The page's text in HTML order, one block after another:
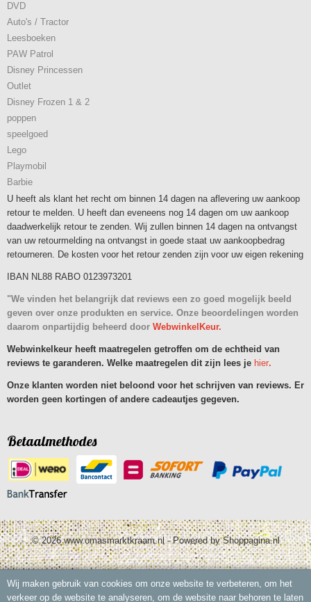
DVD
Auto's / Tractor
Leesboeken
PAW Patrol
Disney Princessen
Outlet
Disney Frozen 1 & 2
poppen
speelgoed
Lego
Playmobil
Barbie
U heeft als klant het recht om binnen 14 dagen na aflevering uw aankoop
retour te melden. U heeft dan eveneens nog 14 dagen om uw aankoop
daadwerkelijk retour te zenden. Wij zullen binnen 14 dagen na ontvangst
van uw retourmelding na ontvangst in goede staat uw aankoopbedrag
retourneren. De kosten voor het retour zenden zijn voor uw eigen rekening
IBAN NL88 RABO 0123973201
"We vinden het belangrijk dat reviews een zo goed mogelijk beeld
geven over onze produkten en service. Onze beoordelingen worden
daarom onpartijdig beheerd door WebwinkelKeur.
Webwinkelkeur heeft maatregelen getroffen om de echtheid van
reviews te garanderen. Welke maatregelen dit zijn lees je hier.
Onze klanten worden niet beloond voor het schrijven van reviews. Er
worden geen kortingen of andere cadeautjes gegeven.
Betaalmethodes
© 2026 www.omasmarktkraam.nl - Powered by Shoppagina.nl
Wij maken gebruik van cookies om onze website te verbeteren, om het
verkeer op de website te analyseren, om de website naar behoren te laten